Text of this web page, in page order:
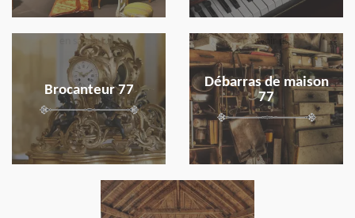
Brocanteur 77
en savoir plus
Débarras de maison
77
en savoir plus
en savoir plus